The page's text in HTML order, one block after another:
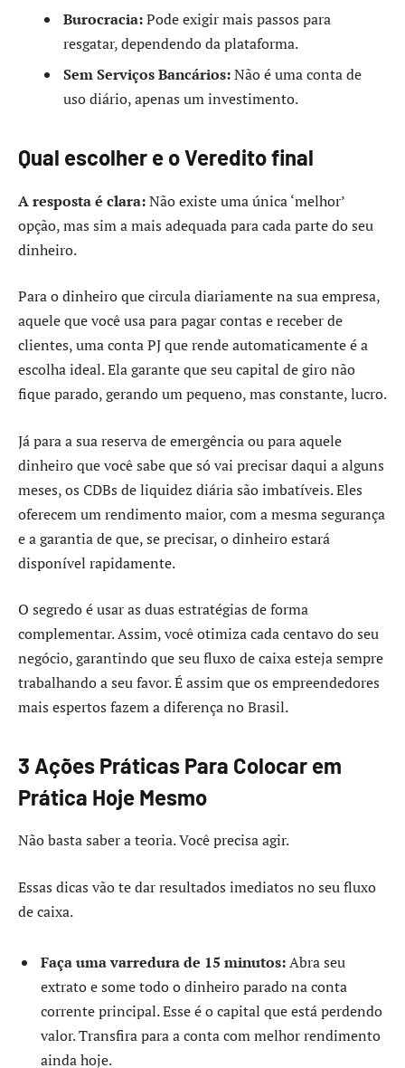
Burocracia:Pode exigir mais passos para
resgatar, dependendo da plataforma.
Sem Serviços Bancários:Não é uma conta de
uso diário, apenas um investimento.
Qual escolher e o Veredito final
A resposta é clara:Não existe uma única ‘melhor’
opção, mas sim a mais adequada para cada parte do seu
dinheiro.
Para o dinheiro que circula diariamente na sua empresa,
aquele que você usa para pagar contas e receber de
clientes, uma conta PJ que rende automaticamente é a
escolha ideal. Ela garante que seu capital de giro não
fique parado, gerando um pequeno, mas constante, lucro.
Já para a sua reserva de emergência ou para aquele
dinheiro que você sabe que só vai precisar daqui a alguns
meses, os CDBs de liquidez diária são imbatíveis. Eles
oferecem um rendimento maior, com a mesma segurança
e a garantia de que, se precisar, o dinheiro estará
disponível rapidamente.
O segredo é usar as duas estratégias de forma
complementar. Assim, você otimiza cada centavo do seu
negócio, garantindo que seu fluxo de caixa esteja sempre
trabalhando a seu favor. É assim que os empreendedores
mais espertos fazem a diferença no Brasil.
3 Ações Práticas Para Colocar em
Prática Hoje Mesmo
Não basta saber a teoria. Você precisa agir.
Essas dicas vão te dar resultados imediatos no seu fluxo
de caixa.
Faça uma varredura de 15 minutos:Abra seu
extrato e some todo o dinheiro parado na conta
corrente principal. Esse é o capital que está perdendo
valor. Transfira para a conta com melhor rendimento
ainda hoje.